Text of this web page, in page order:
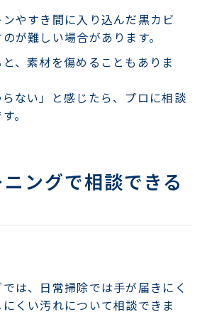
やすき間に入り込んだ黒カビ
が難しい場合があります。
、素材を傷めることもありま
らない」と感じたら、プロに相談
。
ングで相談できる
は、日常掃除では手が届きにく
くい汚れについて相談できま